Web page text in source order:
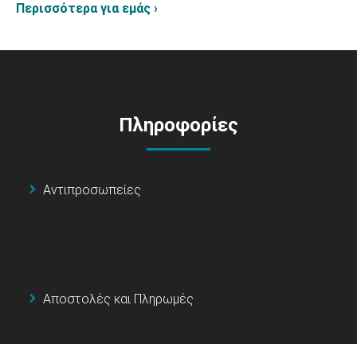
Περισσότερα για εμάς ›
Πληροφορίες
Αντιπροσωπείες
Αποστολές και Πληρωμές